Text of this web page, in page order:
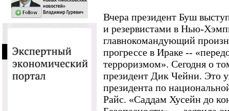
Вчера президент Буш
и резервистами в Нью-
главнокомандующий
прогрессе в Ираке --
терроризмом». Сегодня о
президент Дик Чейни. Это
президента по
Райс. «Саддам Хусейн до